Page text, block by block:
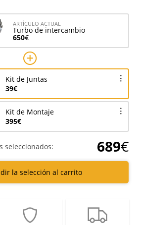
ARTÍCULO ACTUAL
Turbo de intercambio
650€
Kit de Juntas
39€
Kit de Montaje
395€
seleccionados: 689€
la selección al carrito